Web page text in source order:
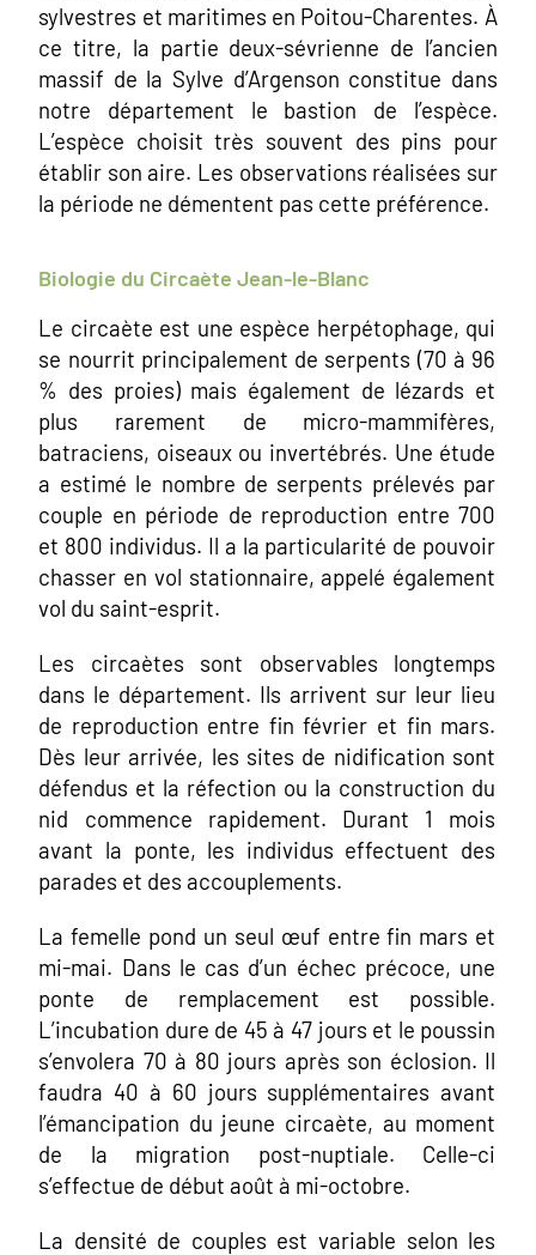
sylvestres et maritimes en Poitou-Charentes. À
ce titre, la partie deux-sévrienne de l’ancien
massif de la Sylve d’Argenson constitue dans
notre département le bastion de l’espèce.
L’espèce choisit très souvent des pins pour
établir son aire. Les observations réalisées sur
la période ne démentent pas cette préférence.
Biologie du Circaète Jean-le-Blanc
Le circaète est une espèce herpétophage, qui
se nourrit principalement de serpents (70 à 96
% des proies) mais également de lézards et
plus rarement de micro-mammifères,
batraciens, oiseaux ou invertébrés. Une étude
a estimé le nombre de serpents prélevés par
couple en période de reproduction entre 700
et 800 individus. Il a la particularité de pouvoir
chasser en vol stationnaire, appelé également
vol du saint-esprit.
Les circaètes sont observables longtemps
dans le département. Ils arrivent sur leur lieu
de reproduction entre fin février et fin mars.
Dès leur arrivée, les sites de nidification sont
défendus et la réfection ou la construction du
nid commence rapidement. Durant 1 mois
avant la ponte, les individus effectuent des
parades et des accouplements.
La femelle pond un seul œuf entre fin mars et
mi-mai. Dans le cas d’un échec précoce, une
ponte de remplacement est possible.
L’incubation dure de 45 à 47 jours et le poussin
s’envolera 70 à 80 jours après son éclosion. Il
faudra 40 à 60 jours supplémentaires avant
l’émancipation du jeune circaète, au moment
de la migration post-nuptiale. Celle-ci
s’effectue de début août à mi-octobre.
La densité de couples est variable selon les